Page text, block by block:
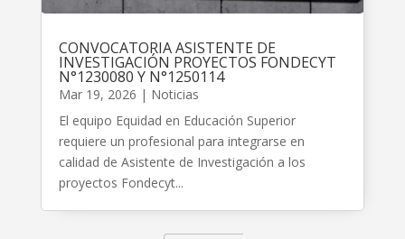
CONVOCATORIA ASISTENTE DE
INVESTIGACIÓN PROYECTOS FONDECYT
N°1230080 Y N°1250114
Mar 19, 2026 | Noticias
El equipo Equidad en Educación Superior
requiere un profesional para integrarse en
calidad de Asistente de Investigación a los
proyectos Fondecyt...